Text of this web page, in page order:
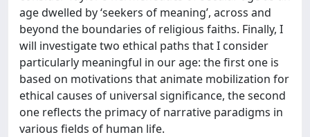
age dwelled by ‘seekers of meaning’, across and
beyond the boundaries of religious faiths. Finally, I
will investigate two ethical paths that I consider
particularly meaningful in our age: the first one is
based on motivations that animate mobilization for
ethical causes of universal significance, the second
one reflects the primacy of narrative paradigms in
various fields of human life.